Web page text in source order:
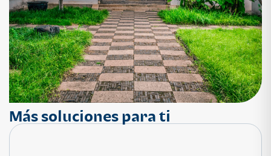
Más soluciones para ti